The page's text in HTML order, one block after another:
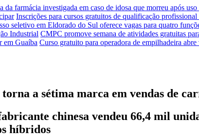
farmácia investigada em caso de idosa que morreu após
Inscrições para cursos gratuitos de qualificação
seletivo em Eldorado do Sul oferece vagas para quatro
Industrial CMPC promove semana de atividades gratuitas
em Guaíba Curso gratuito para operadora de empilhadeira
a sétima marca em vendas de
chinesa vendeu 66,4 mil
híbridos